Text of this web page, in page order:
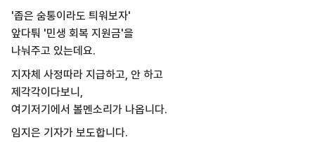
'좁은 숨통이라도 틔워보자'
앞다퉈 '민생 회복 지원금'을
나눠주고 있는데요.
지자체 사정따라 지급하고, 안 하고
제각각이다보니,
여기저기에서 볼멘소리가 나옵니다.
임지은 기자가 보도합니다.